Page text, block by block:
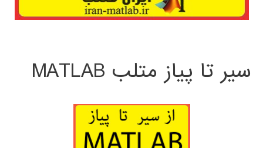
سیر تا پیاز متلب MATLAB